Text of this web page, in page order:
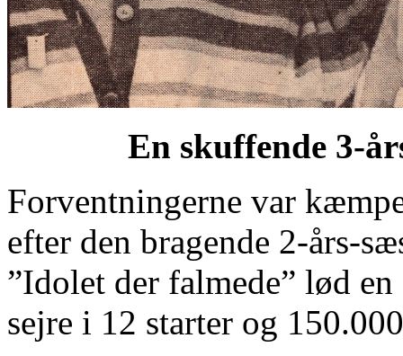
En skuffende 3-
Forventningerne var
efter den bragende 2-års-
”Idolet der falmede” lød
sejre i 12 starter og